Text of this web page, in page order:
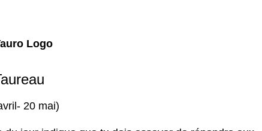
20 mai)